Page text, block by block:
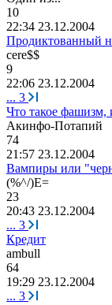
10
22:34 23.12.2004
Продиктованный
cere$$
9
22:06 23.12.2004
... 3
Что такое фашизм,
Акинфо-Потапий
74
21:57 23.12.2004
Вампиры или
(%^/)E=
23
20:43 23.12.2004
... 3
Кредит
ambull
64
19:29 23.12.2004
... 3